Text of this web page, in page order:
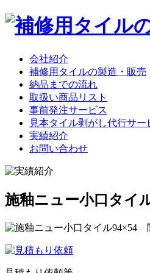
会社紹介
補修用タイルの製造・販売
納品までの流れ
取扱い商品リスト
事前発注サービス
見本タイル剥がし代行サー
実績紹介
お問い合わせ
施釉ニュー小口タイ